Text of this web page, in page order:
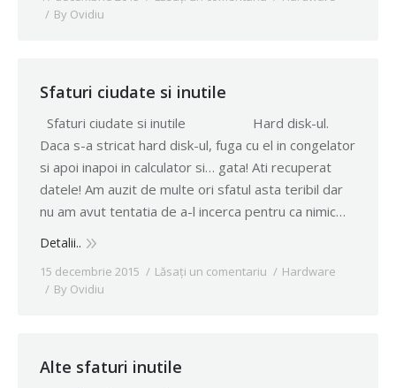
By Ovidiu
Sfaturi ciudate si inutile
Sfaturi ciudate si inutile Hard disk-ul.
Daca s-a stricat hard disk-ul, fuga cu el in congelator
si apoi inapoi in calculator si… gata! Ati recuperat
datele! Am auzit de multe ori sfatul asta teribil dar
nu am avut tentatia de a-l incerca pentru ca nimic…
Detalii..
15 decembrie 2015 Lăsați un comentariu
Hardware
By Ovidiu
Alte sfaturi inutile